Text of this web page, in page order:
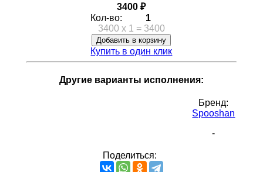
3400 ₽
Кол-во:
1
3400 x 1 = 3400
Добавить в корзину
Купить в один клик
Другие варианты исполнения:
Бренд:
Spooshan
-
Поделиться: